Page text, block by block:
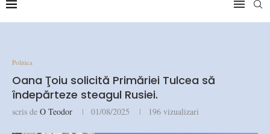
Politica
Oana Ţoiu solicită Primăriei Tulcea să
îndepărteze steagul Rusiei.
scris de O Teodor 01/08/2025 196 vizualizari